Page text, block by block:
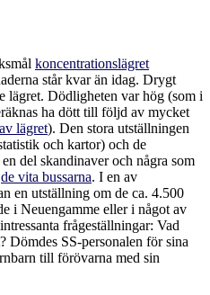
koncentrationslägret
står kvar än idag. Drygt
lägret. Dödligheten var hög (som i
ha dött till följd av mycket
lägret). Den stora utställningen
och kartor) och de
del skandinaver och några som
de vita bussarna. I en av
en utställning om de ca. 4.500
i Neuengamme eller i något av
frågeställningar: Vad
Dömdes SS-personalen för sina
till förövarna med sin